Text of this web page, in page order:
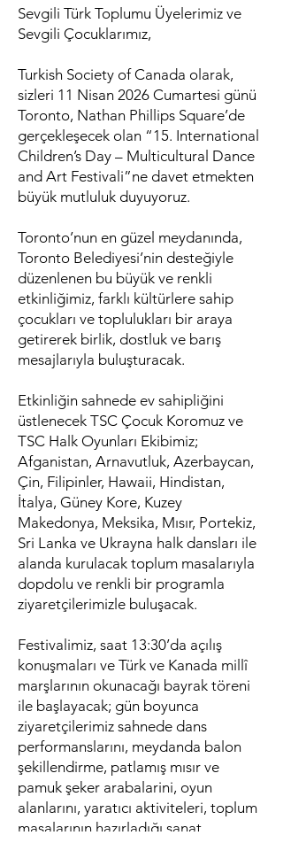
Sevgili Türk Toplumu Üyelerimiz ve
Sevgili Çocuklarımız,
Turkish Society of Canada olarak,
sizleri 11 Nisan 2026 Cumartesi günü
Toronto, Nathan Phillips Square’de
gerçekleşecek olan “15. International
Children’s Day – Multicultural Dance
and Art Festivali”ne davet etmekten
büyük mutluluk duyuyoruz.
Toronto’nun en güzel meydanında,
Toronto Belediyesi’nin desteğiyle
düzenlenen bu büyük ve renkli
etkinliğimiz, farklı kültürlere sahip
çocukları ve toplulukları bir araya
getirerek birlik, dostluk ve barış
mesajlarıyla buluşturacak.
Etkinliğin sahnede ev sahipliğini
üstlenecek TSC Çocuk Koromuz ve
TSC Halk Oyunları Ekibimiz;
Afganistan, Arnavutluk, Azerbaycan,
Çin, Filipinler, Hawaii, Hindistan,
İtalya, Güney Kore, Kuzey
Makedonya, Meksika, Mısır, Portekiz,
Sri Lanka ve Ukrayna halk dansları ile
alanda kurulacak toplum masalarıyla
dopdolu ve renkli bir programla
ziyaretçilerimizle buluşacak.
Festivalimiz, saat 13:30’da açılış
konuşmaları ve Türk ve Kanada millî
marşlarının okunacağı bayrak töreni
ile başlayacak; gün boyunca
ziyaretçilerimiz sahnede dans
performanslarını, meydanda balon
şekillendirme, patlamış mısır ve
pamuk şeker arabalarini, oyun
alanlarını, yaratıcı aktiviteleri, toplum
masalarının hazırladığı sanat